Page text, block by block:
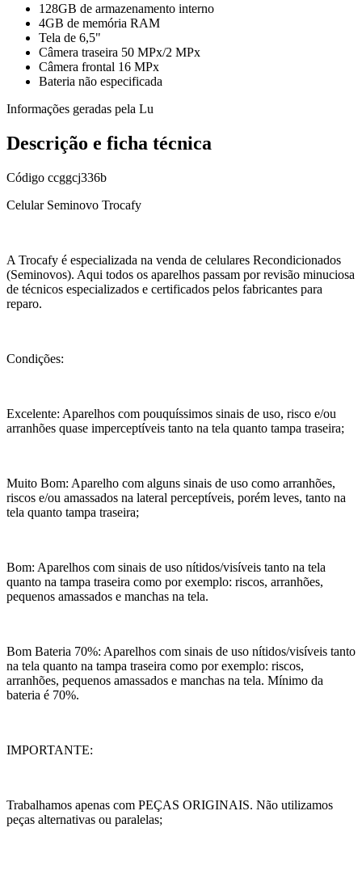
128GB de armazenamento interno
4GB de memória RAM
Tela de 6,5"
Câmera traseira 50 MPx/2 MPx
Câmera frontal 16 MPx
Bateria não especificada
Informações geradas pela Lu
Descrição e ficha técnica
Código ccggcj336b
Celular Seminovo Trocafy
A Trocafy é especializada na venda de celulares Recondicionados
(Seminovos). Aqui todos os aparelhos passam por revisão minuciosa
de técnicos especializados e certificados pelos fabricantes para
reparo.
Condições:
Excelente: Aparelhos com pouquíssimos sinais de uso, risco e/ou
arranhões quase imperceptíveis tanto na tela quanto tampa traseira;
Muito Bom: Aparelho com alguns sinais de uso como arranhões,
riscos e/ou amassados na lateral perceptíveis, porém leves, tanto na
tela quanto tampa traseira;
Bom: Aparelhos com sinais de uso nítidos/visíveis tanto na tela
quanto na tampa traseira como por exemplo: riscos, arranhões,
pequenos amassados e manchas na tela.
Bom Bateria 70%: Aparelhos com sinais de uso nítidos/visíveis tanto
na tela quanto na tampa traseira como por exemplo: riscos,
arranhões, pequenos amassados e manchas na tela. Mínimo da
bateria é 70%.
IMPORTANTE:
Trabalhamos apenas com PEÇAS ORIGINAIS. Não utilizamos
peças alternativas ou paralelas;